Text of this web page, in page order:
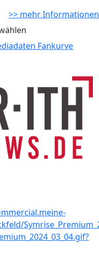
>> mehr Informationen
Fankurve